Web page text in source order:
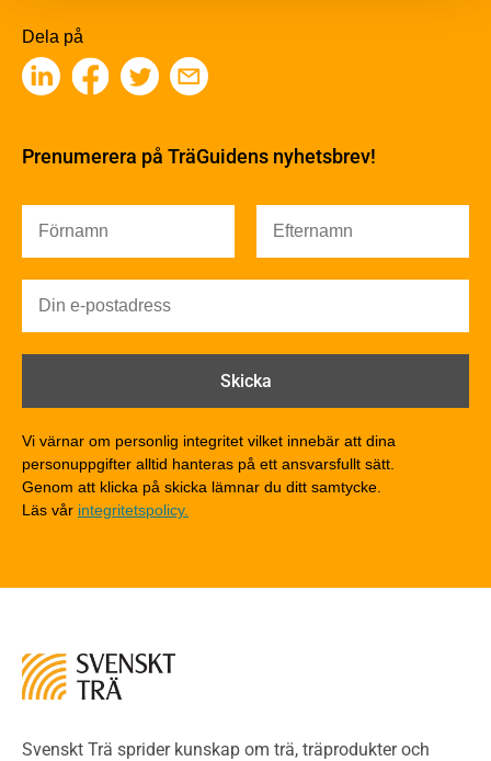
Träbaserade produkter
Kemisk behandling
Fakta om Limträ
Värmeisolering och lufttäthet
Ljud
Brandsäkerhet
Brandsäkerhet
Brandförlopp i byggnader
Brandklasser för material och konstruktioner
Träkonstruktioners brandmotstånd
Detaljlösningar
Träytors brandegenskaper
Tekniska byten med sprinkler
Riskvärdering i flervåningsbostadshus
Miljöeffekter
LCA
Miljödeklarationer och märkning
Dela på
Prenumerera på TräGuidens nyhetsbrev!
Vi värnar om personlig integritet vilket innebär att dina
personuppgifter alltid hanteras på ett ansvarsfullt sätt.
Genom att klicka på skicka lämnar du ditt samtycke.
Läs vår integritetspolicy.
Svenskt Trä sprider kunskap om trä, träprodukter och